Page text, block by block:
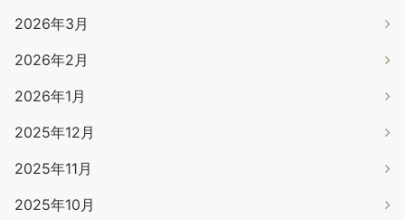
2026年3月
2026年2月
2026年1月
2025年12月
2025年11月
2025年10月